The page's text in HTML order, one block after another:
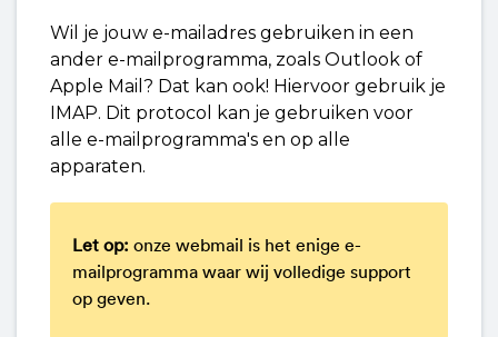
Wil je jouw e-mailadres gebruiken in een
ander e-mailprogramma, zoals Outlook of
Apple Mail? Dat kan ook! Hiervoor gebruik je
IMAP. Dit protocol kan je gebruiken voor
alle e-mailprogramma's en op alle
apparaten.
Let op: onze webmail is het enige e-
mailprogramma waar wij volledige support
op geven.